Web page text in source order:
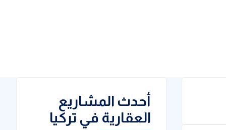
أحدث المشاريع
العقارية في تركيا